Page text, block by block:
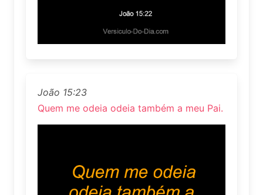
João 15:23
Quem me odeia odeia também a meu Pai.